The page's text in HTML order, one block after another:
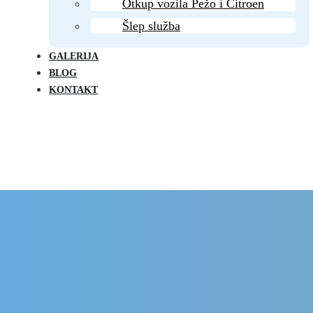
Otkup vozila Pežo i Citroen
Šlep služba
GALERIJA
BLOG
KONTAKT